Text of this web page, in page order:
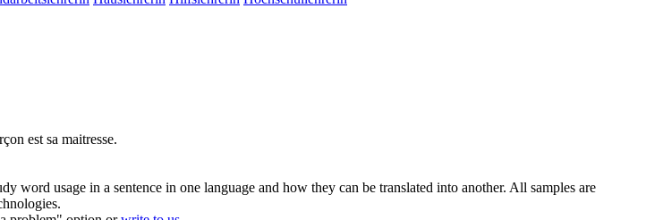
est sa maitresse.
usage in a sentence in one language and how they can be translated into another. All samples are